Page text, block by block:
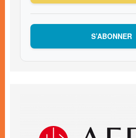
S’ABONNER